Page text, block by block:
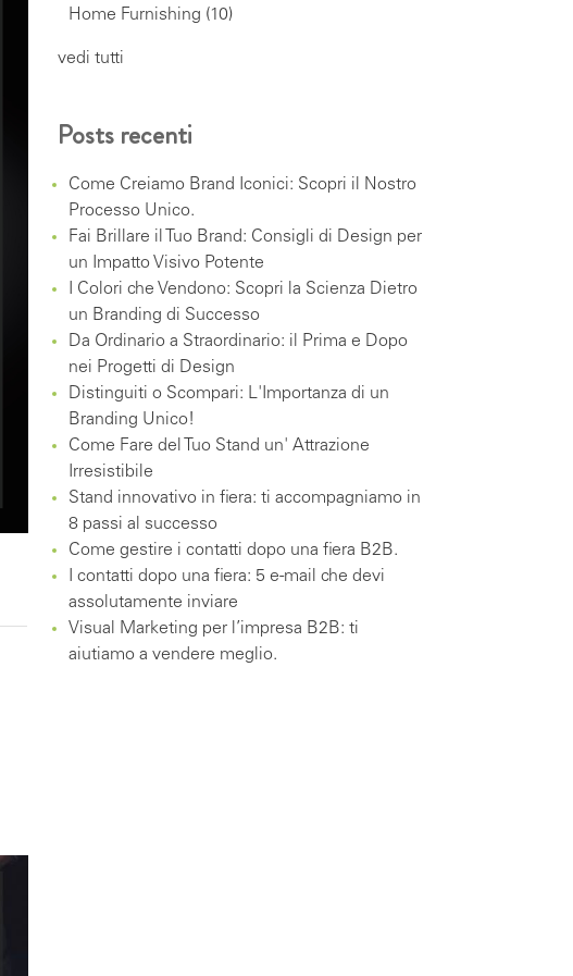
Home Furnishing (10)
vedi tutti
Posts recenti
Come Creiamo Brand Iconici: Scopri il Nostro
Processo Unico.
Fai Brillare il Tuo Brand: Consigli di Design per
un Impatto Visivo Potente
I Colori che Vendono: Scopri la Scienza Dietro
un Branding di Successo
Da Ordinario a Straordinario: il Prima e Dopo
nei Progetti di Design
Distinguiti o Scompari: L'Importanza di un
Branding Unico!
Come Fare del Tuo Stand un' Attrazione
Irresistibile
Stand innovativo in fiera: ti accompagniamo in
8 passi al successo
Come gestire i contatti dopo una fiera B2B.
I contatti dopo una fiera: 5 e-mail che devi
assolutamente inviare
Visual Marketing per l’impresa B2B: ti
aiutiamo a vendere meglio.